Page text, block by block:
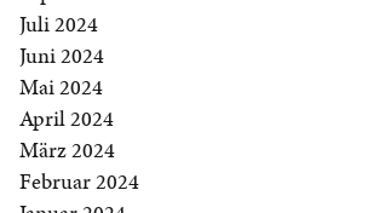
Juli 2024
Juni 2024
Mai 2024
April 2024
März 2024
Februar 2024